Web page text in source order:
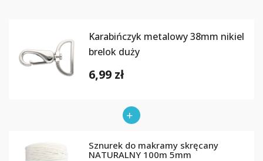
Karabińczyk metalowy 38mm nikiel
brelok duży
6,99 zł
Sznurek do makramy skręcany
NATURALNY 100m 5mm